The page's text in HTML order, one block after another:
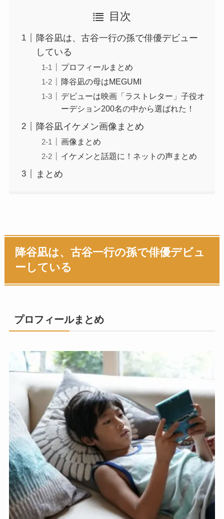
目次
降谷凪は、古谷一行の孫で俳優デビュー
している
プロフィールまとめ
降谷凪の母はMEGUMI
デビューは映画「ラストレター」子役オ
ーデション200名の中から選ばれた！
降谷凪イケメン画像まとめ
画像まとめ
イケメンと話題に！ネットの声まとめ
まとめ
降谷凪は、古谷一行の孫で俳優デビュ
ーしている
プロフィールまとめ